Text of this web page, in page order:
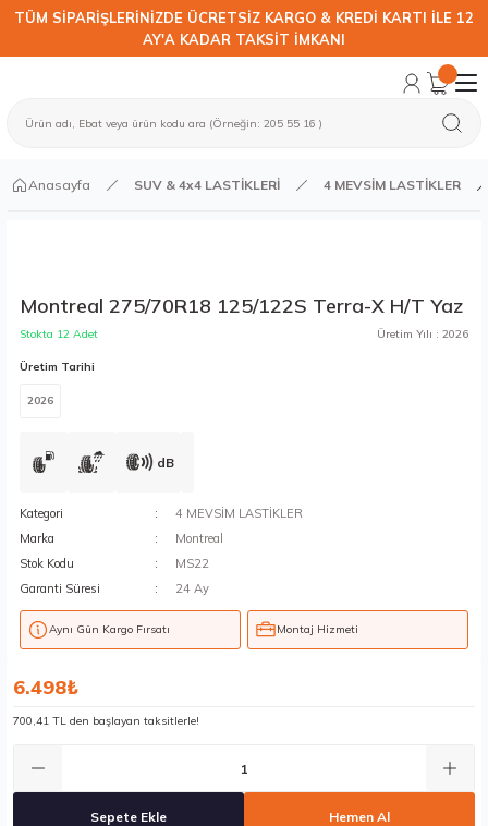
TÜM SİPARİŞLERİNİZDE ÜCRETSİZ KARGO & KREDİ KARTI İLE 12
AY'A KADAR TAKSİT İMKANI
Anasayfa SUV & 4x4 LASTİKLERİ 4 MEVSİM LASTİKLER
Montreal 275/70R18 125/122S Terra-X H/T Yaz
Stokta 12 Adet Üretim Yılı : 2026
Üretim Tarihi
2026
dB
Kategori
4 MEVSİM LASTİKLER
Marka
Montreal
Stok Kodu
MS22
Garanti Süresi
24 Ay
Aynı Gün Kargo Fırsatı Montaj Hizmeti
6.498₺
700,41 TL den başlayan taksitlerle!
Sepete Ekle Hemen Al